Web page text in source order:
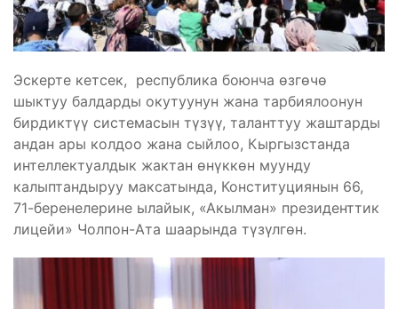
Эскерте кетсек, республика боюнча өзгөчө
шыктуу балдарды окутуунун жана тарбиялоонун
бирдиктүү системасын түзүү, таланттуу жаштарды
андан ары колдоо жана сыйлоо, Кыргызстанда
интеллектуалдык жактан өнүккөн муунду
калыптандыруу максатында, Конституциянын 66,
71-беренелерине ылайык, «Акылман» президенттик
лицейи» Чолпон-Ата шаарында түзүлгөн.